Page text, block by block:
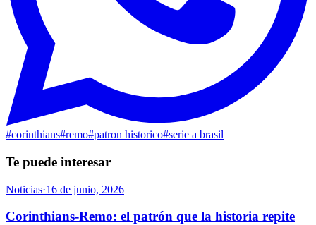
#corinthians#remo#patron historico#serie a brasil
Te puede interesar
Noticias·16 de junio, 2026
Corinthians-Remo: el patrón que la historia repite